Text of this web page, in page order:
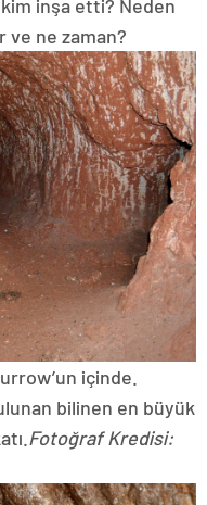
kim inşa etti? Neden
ve ne zaman?
içinde.
bilinen en büyük
Fotoğraf Kredisi: